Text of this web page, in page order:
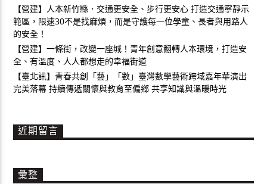
【營建】人本新竹縣．交通更安全、步行更安心 打造交通寧靜示
範區，限速30不是找麻煩，而是守護每一位學童、長者與用路人
的安全！
【營建】一條街，改變一座城！青年創意翻轉人本環境，打造安
全、有溫度、人人都想走的幸福街道
【臺北訊】青春共創「藝」「數」臺灣數學藝術跨域嘉年華演出
完美落幕 持續傳遞關懷與教育至偏鄉 共享知識與溫暖時光
近期留言
彙整